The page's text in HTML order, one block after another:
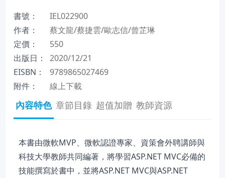
書號：
IEL022900
作者：
蔡文龍/蔡捷雲/歐志信/曾芷琳
定價：
550
出版日：
2020/12/21
EISBN：
9789865027469
附件：
線上下載
內容特色 章節目錄 超值加贈 教師資源
本書由微軟MVP、微軟認證專家、資策會外聘講師與
科技大學教師共同編著，將學習ASP.NET MVC必備的
技能撰寫於書中，並將ASP.NET MVC與ASP.NET